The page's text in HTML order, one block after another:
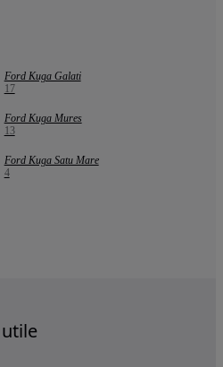
Ford Kuga Galati
17
Ford Kuga Mures
13
Ford Kuga Satu Mare
4